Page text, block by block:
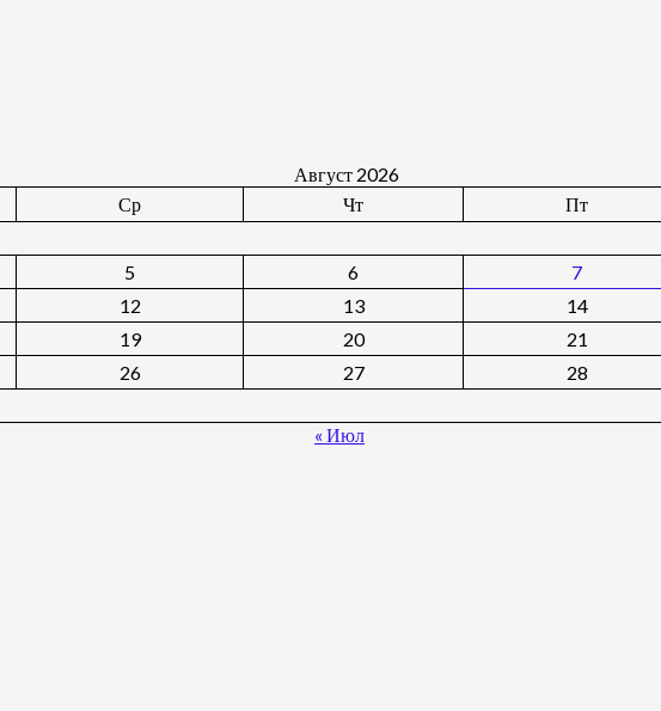
Август 2026
Ср Чт Пт
5 6 7
12 13 14
19 20 21
26 27 28
« Июл